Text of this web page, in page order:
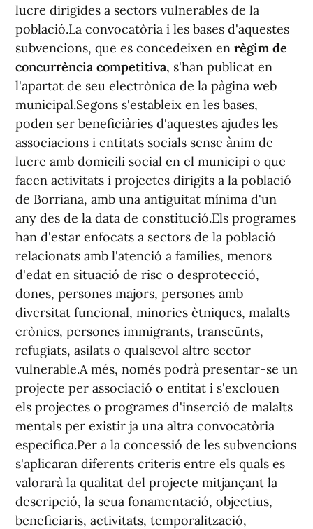
lucre dirigides a sectors vulnerables de la
població.La convocatòria i les bases d'aquestes
subvencions, que es concedeixen en règim de
concurrència competitiva, s'han publicat en
l'apartat de seu electrònica de la pàgina web
municipal.Segons s'estableix en les bases,
poden ser beneficiàries d'aquestes ajudes les
associacions i entitats socials sense ànim de
lucre amb domicili social en el municipi o que
facen activitats i projectes dirigits a la població
de Borriana, amb una antiguitat mínima d'un
any des de la data de constitució.Els programes
han d'estar enfocats a sectors de la població
relacionats amb l'atenció a famílies, menors
d'edat en situació de risc o desprotecció,
dones, persones majors, persones amb
diversitat funcional, minories ètniques, malalts
crònics, persones immigrants, transeünts,
refugiats, asilats o qualsevol altre sector
vulnerable.A més, només podrà presentar-se un
projecte per associació o entitat i s'exclouen
els projectes o programes d'inserció de malalts
mentals per existir ja una altra convocatòria
específica.Per a la concessió de les subvencions
s'aplicaran diferents criteris entre els quals es
valorarà la qualitat del projecte mitjançant la
descripció, la seua fonamentació, objectius,
beneficiaris, activitats, temporalització,